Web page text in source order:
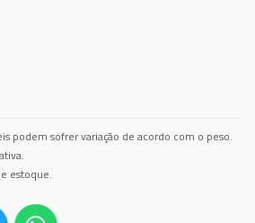
podem sofrer variação de acordo com o peso.
estoque.